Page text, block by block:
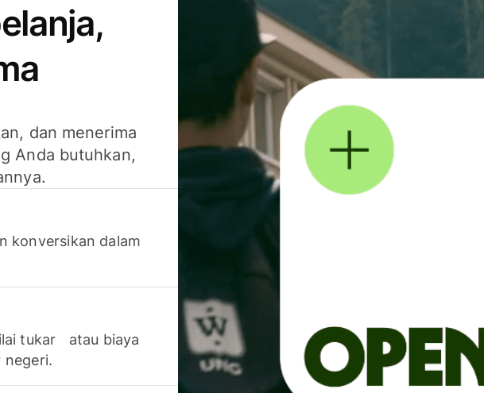
dan menerima
Anda butuhkan,
konversikan dalam
tukar atau biaya
negeri.